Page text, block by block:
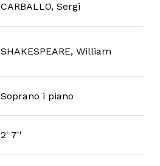
CARBALLO, Sergi
SHAKESPEARE, William
Soprano i piano
2' 7''